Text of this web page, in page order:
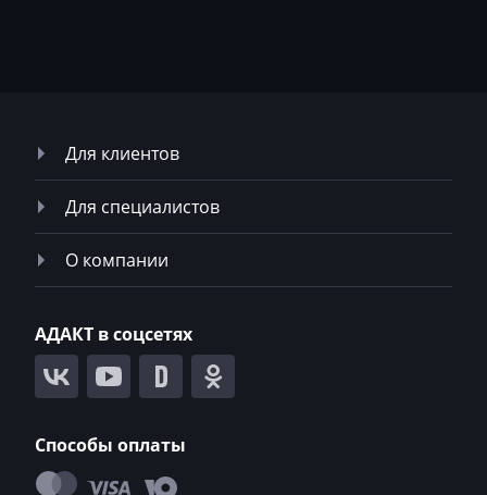
Manitou
Maserati
MasseyFerguson
Maxus
Mazda
McCloskey
Mecalac
Для клиентов
Для специалистов
О компании
АДАКТ в соцсетях
Способы оплаты